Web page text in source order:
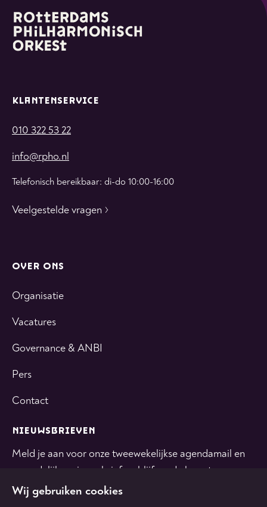
KLANTENSERVICE
010 322 53 22
info@rpho.nl
Telefonisch bereikbaar: di-do 10:00-16:00
Veelgestelde vragen
OVER ONS
Organisatie
Vacatures
Governance & ANBI
Pers
Contact
NIEUWSBRIEVEN
Meld je aan voor onze tweewekelijkse agendamail en
maandelijkse nieuwsbrief en blijf op de hoogte.
Wij gebruiken cookies